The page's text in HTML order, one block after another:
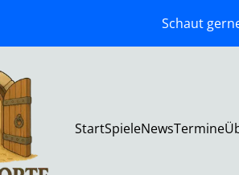
Schaut
StartSpieleNewsTermine